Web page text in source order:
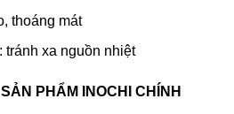
thoáng mát
tránh xa nguồn nhiệt
PHẨM INOCHI CHÍNH